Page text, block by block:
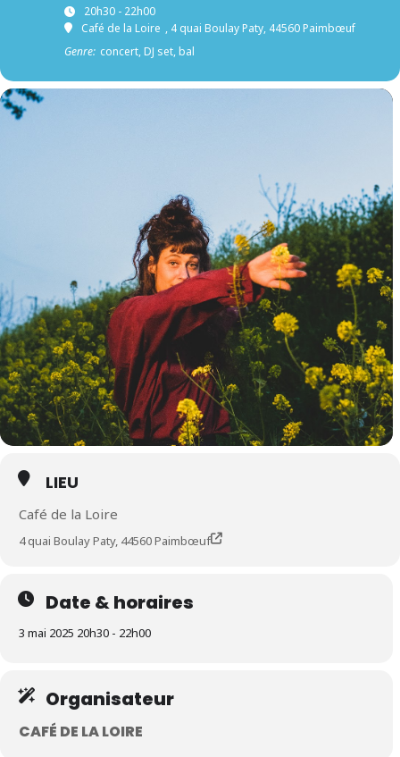
20h30 - 22h00
Café de la Loire , 4 quai Boulay Paty, 44560 Paimbœuf
Genre: concert, DJ set, bal
LIEU
Café de la Loire
4 quai Boulay Paty, 44560 Paimbœuf
Date & horaires
3 mai 2025 20h30 - 22h00
Organisateur
CAFÉ DE LA LOIRE